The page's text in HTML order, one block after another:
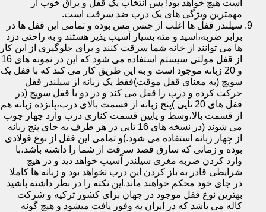
است هیچ خواهد بود! پس انتخاب یک قفل و یراق خوب از
مهمترین ویژگی های یک درب ضد سرقت است.
سیلندر قفل ها اغلب از جنس مس بوده و تمامی این قفل ها در
برابر ضربه،اسید و مته بسیار آسیب پذیر هستند و به راحتی دزد
ها می توانند از خانه شما سرقت کنند و برای جلوگیری از این کار
از قفل مولتی سیستم استفاده می شود که این در نمونه های 16
و 20 زبانه موجود است و به این طریق کار می کند که با قفل یک
سویچ (به معنای قفل موقت)فقط یک زبانه از سیلندر قفل
حرکت کرده و درب را قفل می کند و در دو با قفل سویچ (در
قفل های 20 تایی )پنج زبانه از قسمت بالای درب،پانزده زبانه هم
از قسمت بالا،وسط و پایین قسمت کناری درب وارد چهار چوب
می شوند (در نسخه های 16 تایی در هر طرف به جای پنج زبانه
از چهار زبانه استفاده می شود.)و تمامی این قفل از نوع فولادی
بوده و زمانی که سارق قصد سرقت از شما را داشته باشد،با
وارد کردن ضربه مغزی سیلندر آسیب خواهد دید و در هیچ
شرایطی قادر به باز کردن این درب نخواهد بود و زبانه ها کاملا
در جای خود محکم خواهند ماند.این نکته را در نظر داشته باشید
بهترین نوع قفل موجود در جهان برای کشور ترکیه و شرکت
کاله می باشد که در ایران به وفور یافت میشود و هیچ گونه